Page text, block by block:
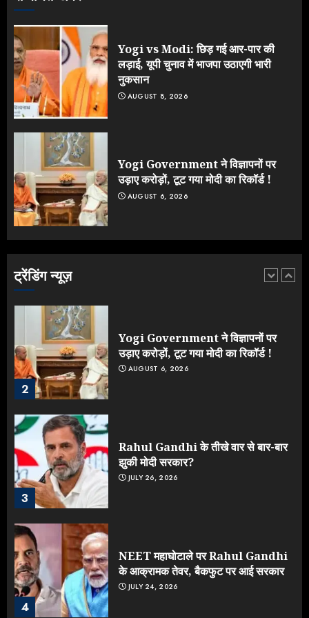
Yogi vs Modi: छिड़ गई आर-पार की
लड़ाई, यूपी चुनाव में भाजपा उठाएगी भारी
नुकसान
AUGUST 8, 2026
Yogi Government ने विज्ञापनों पर
उड़ाए करोड़ों, टूट गया मोदी का रिकॉर्ड !
AUGUST 6, 2026
ट्रेंडिंग न्यूज़
4
5
JULY 23, 2026
1
लड़ाई, यूपी चुनाव में भाजपा उठाएगी भारी
नुकसान
2
Yogi Government ने विज्ञापनों पर
उड़ाए करोड़ों, टूट गया मोदी का रिकॉर्ड !
AUGUST 6, 2026
3
Rahul Gandhi के तीखे वार से बार-बार
झुकी मोदी सरकार?
JULY 26, 2026
4
NEET महाघोटाले पर Rahul Gandhi
के आक्रामक तेवर, बैकफुट पर आई सरकार
JULY 24, 2026